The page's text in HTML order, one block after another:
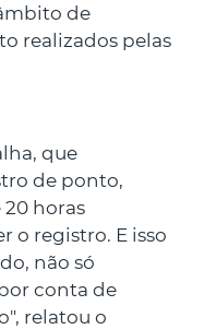
de
realizados pelas
que
de ponto,
horas
o registro. E isso
não só
conta de
relatou o